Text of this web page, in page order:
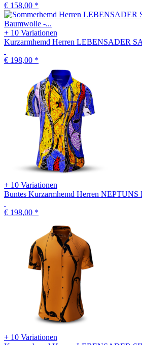
€ 158,00 *
+ 10 Variationen
Kurzarmhemd Herren LEBENSADER
€ 198,00 *
+ 10 Variationen
Buntes Kurzarmhemd Herren
€ 198,00 *
+ 10 Variationen